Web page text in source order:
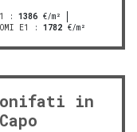
: 1386 €/m²
E1
: 1782 €/m²
in